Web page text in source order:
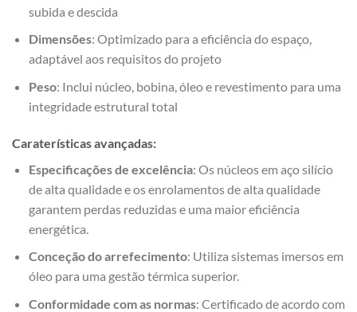
subida e descida
Dimensões: Optimizado para a eficiência do espaço,
adaptável aos requisitos do projeto
Peso: Inclui núcleo, bobina, óleo e revestimento para uma
integridade estrutural total
Caraterísticas avançadas:
Especificações de excelência: Os núcleos em aço silício
de alta qualidade e os enrolamentos de alta qualidade
garantem perdas reduzidas e uma maior eficiência
energética.
Conceção do arrefecimento: Utiliza sistemas imersos em
óleo para uma gestão térmica superior.
Conformidade com as normas: Certificado de acordo com